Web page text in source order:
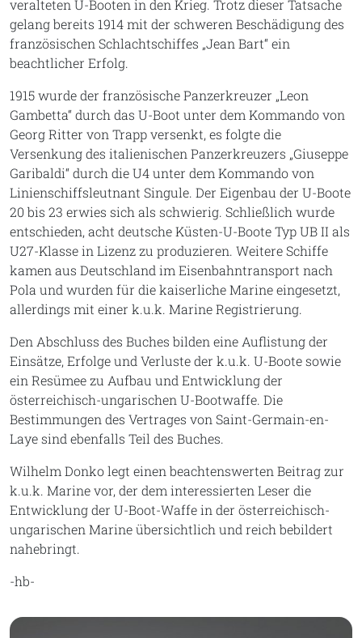
veralteten U-Booten in den Krieg. Trotz dieser Tatsache
gelang bereits 1914 mit der schweren Beschädigung des
französischen Schlachtschiffes „Jean Bart“ ein
beachtlicher Erfolg.
1915 wurde der französische Panzerkreuzer „Leon
Gambetta“ durch das U-Boot unter dem Kommando von
Georg Ritter von Trapp versenkt, es folgte die
Versenkung des italienischen Panzerkreuzers „Giuseppe
Garibaldi“ durch die U4 unter dem Kommando von
Linienschiffsleutnant Singule. Der Eigenbau der U-Boote
20 bis 23 erwies sich als schwierig. Schließlich wurde
entschieden, acht deutsche Küsten-U-Boote Typ UB II als
U27-Klasse in Lizenz zu produzieren. Weitere Schiffe
kamen aus Deutschland im Eisenbahntransport nach
Pola und wurden für die kaiserliche Marine eingesetzt,
allerdings mit einer k.u.k. Marine Registrierung.
Den Abschluss des Buches bilden eine Auflistung der
Einsätze, Erfolge und Verluste der k.u.k. U-Boote sowie
ein Resümee zu Aufbau und Entwicklung der
österreichisch-ungarischen U-Bootwaffe. Die
Bestimmungen des Vertrages von Saint-Germain-en-
Laye sind ebenfalls Teil des Buches.
Wilhelm Donko legt einen beachtenswerten Beitrag zur
k.u.k. Marine vor, der dem interessierten Leser die
Entwicklung der U-Boot-Waffe in der österreichisch-
ungarischen Marine übersichtlich und reich bebildert
nahebringt.
-hb-